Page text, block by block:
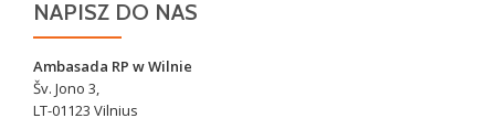
NAPISZ DO NAS
Ambasada RP w Wilnie
Šv. Jono 3,
LT-01123 Vilnius